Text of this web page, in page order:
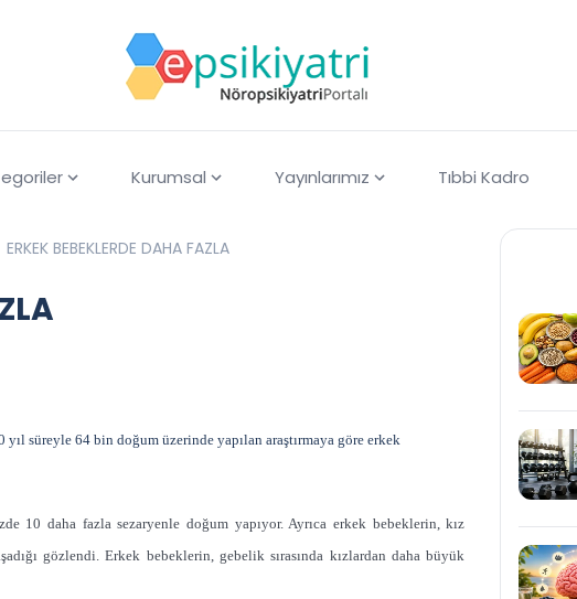
Kurumsal Yayınlarımız Tıbbi Kadro
ERKEK BEBEKLERDE DAHA FAZLA
süreyle 64 bin doğum üzerinde yapılan araştırmaya göre erkek
10 daha fazla sezaryenle doğum yapıyor. Ayrıca erkek bebeklerin, kız
gözlendi. Erkek bebeklerin, gebelik sırasında kızlardan daha büyük